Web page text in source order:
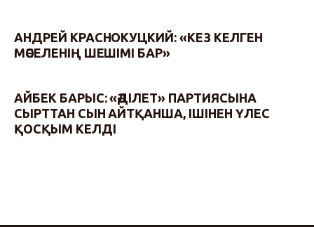
АНДРЕЙ КРАСНОКУЦКИЙ: «КЕЗ КЕЛГЕН
МӘСЕЛЕНІҢ ШЕШІМІ БАР»
АЙБЕК БАРЫС: «ӘДІЛЕТ» ПАРТИЯСЫНА
СЫРТТАН СЫН АЙТҚАНША, ІШІНЕН ҮЛЕС
ҚОСҚЫМ КЕЛДІ